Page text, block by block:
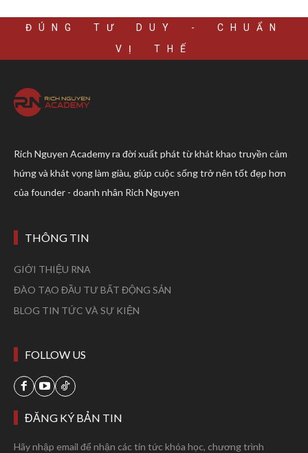
ĐÚNG TƯ DUY - CHUẨN
VỊ THẾ
Rich Nguyen Academy ra đời xuất phát từ khát khao truyền cảm
hứng và khát vọng làm giàu, giúp cuộc sống trở nên tốt đẹp hơn
của founder - doanh nhân Rich Nguyen
THÔNG TIN
GIỚI THIỆU RNA
ĐÀO TẠO ĐẦU TƯ BẤT ĐỘNG SẢN
BLOG TIN TỨC VÀ SỰ KIỆN
FOLLOW US
ĐĂNG KÝ BẢN TIN
Hãy nhập email để nhận các tin tức khóa học, chương trình